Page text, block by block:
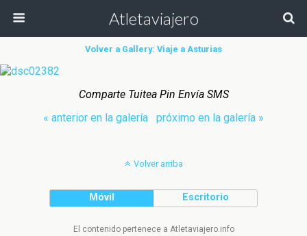
Atletaviajero
Volver a Gallery: Viaje a Asturias
Comparte Tuitea Pin Envía SMS
« anterior en la galería
próximo en la galería »
Volver arriba
Móvil Escritorio
El contenido pertenece a Atletaviajero.info